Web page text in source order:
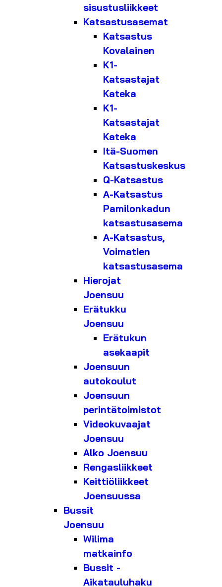
sisustusliikkeet
Katsastusasemat
Katsastus
Kovalainen
K1-
Katsastajat
Kateka
K1-
Katsastajat
Kateka
Itä-Suomen
Katsastuskeskus
Q-Katsastus
A-Katsastus
Pamilonkadun
katsastusasema
A-Katsastus,
Voimatien
katsastusasema
Hierojat
Joensuu
Erätukku
Joensuu
Erätukun
asekaapit
Joensuun
autokoulut
Joensuun
perintätoimistot
Videokuvaajat
Joensuu
Alko Joensuu
Rengasliikkeet
Keittiöliikkeet
Joensuussa
Bussit
Joensuu
Wilima
matkainfo
Bussit -
Aikatauluhaku